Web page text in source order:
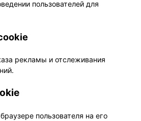
пользователей для
рекламы и отслеживания
пользователя на его